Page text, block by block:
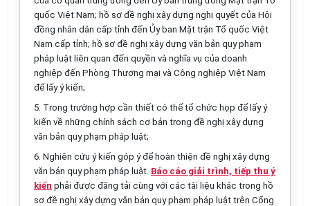
quốc Việt Nam; hồ sơ đề nghị xây dựng nghị quyết của Hội
đồng nhân dân cấp tỉnh đến Ủy ban Mặt trận Tổ quốc Việt
Nam cấp tỉnh; hồ sơ đề nghị xây dựng văn bản quy phạm
pháp luật liên quan đến quyền và nghĩa vụ của doanh
nghiệp đến Phòng Thương mại và Công nghiệp Việt Nam
để lấy ý kiến;
5. Trong trường hợp cần thiết có thể tổ chức họp để lấy ý
kiến về những chính sách cơ bản trong đề nghị xây dựng
văn bản quy phạm pháp luật;
6. Nghiên cứu ý kiến góp ý để hoàn thiện đề nghị xây dựng
văn bản quy phạm pháp luật. Báo cáo giải trình, tiếp thu ý
kiến phải được đăng tải cùng với các tài liệu khác trong hồ
sơ đề nghị xây dựng văn bản quy phạm pháp luật trên Cổng